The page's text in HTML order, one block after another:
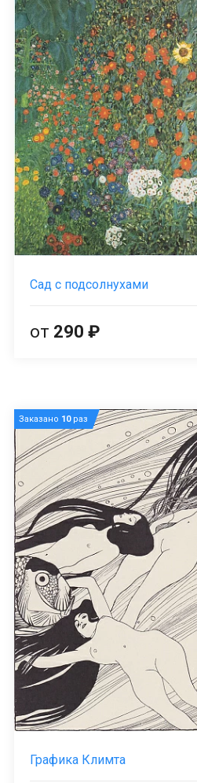
Сад с подсолнухами
от 290 ₽
Заказано 10раз
Графика Климта